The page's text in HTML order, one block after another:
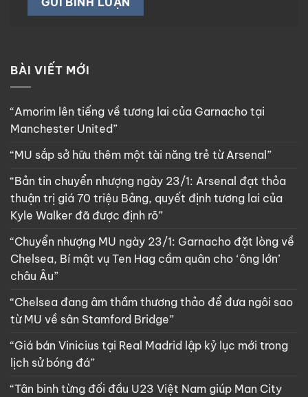
BÀI VIẾT MỚI
“Amorim lên tiếng về tương lai của Garnacho tại
Manchester United”
“MU sắp sở hữu thêm một tài năng trẻ từ Arsenal”
“Bản tin chuyển nhượng ngày 23/1: Arsenal đạt thỏa
thuận trị giá 70 triệu Bảng, quyết định tương lai của
Kyle Walker đã được định rõ”
“Chuyển nhượng MU ngày 23/1: Garnacho đặt lòng về
Chelsea, Bí mật vụ Ten Hag cầm quân cho ‘ông lớn’
châu Âu”
“Chelsea đang âm thầm thương thảo để đưa ngôi sao
từ MU về sân Stamford Bridge”
“Giá bán Vinicius tại Real Madrid lập kỷ lục mới trong
lịch sử bóng đá”
“Tân binh từng đối đầu U23 Việt Nam giúp Man City